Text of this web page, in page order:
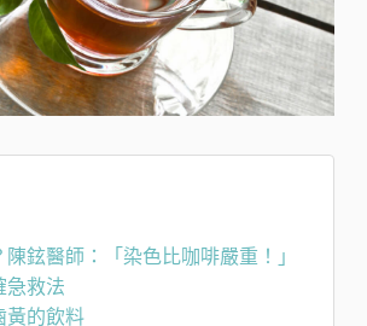
鉉醫師：「染色比咖啡嚴重！」
急救法
黃的飲料